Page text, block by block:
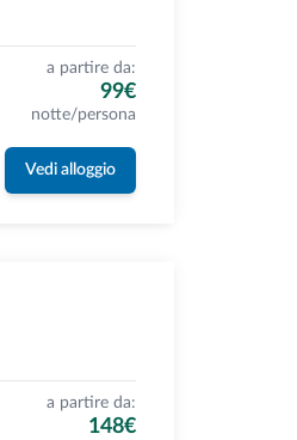
a partire da:
99€
notte/persona
Vedi alloggio
a partire da:
148€